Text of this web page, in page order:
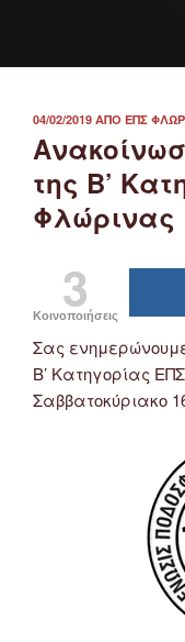
ΔΗΜΟΣΙΕΎΤΗΚΕ
ΣΤΙΣ
04/02/2019 ΑΠΌ ΕΠΣ
της Β’
Φλώρινας
3
Κοινοποιήσεις
Σας
Β’ Κατηγορίας
Σαββατοκύριακο